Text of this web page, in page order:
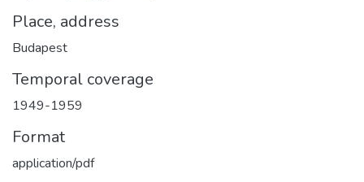
Place, address
Budapest
Temporal coverage
1949-1959
Format
application/pdf